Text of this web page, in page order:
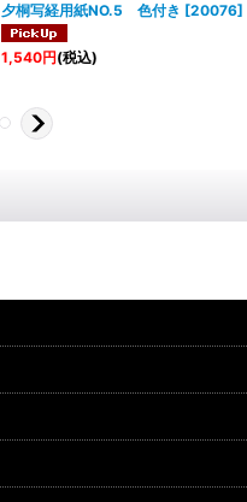
夕桐写経用紙NO.5 色付き [20076]
1,540円(税込)